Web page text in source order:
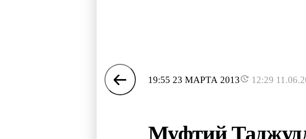
19:55 23 МАРТА 2013 12:29
Муфтий